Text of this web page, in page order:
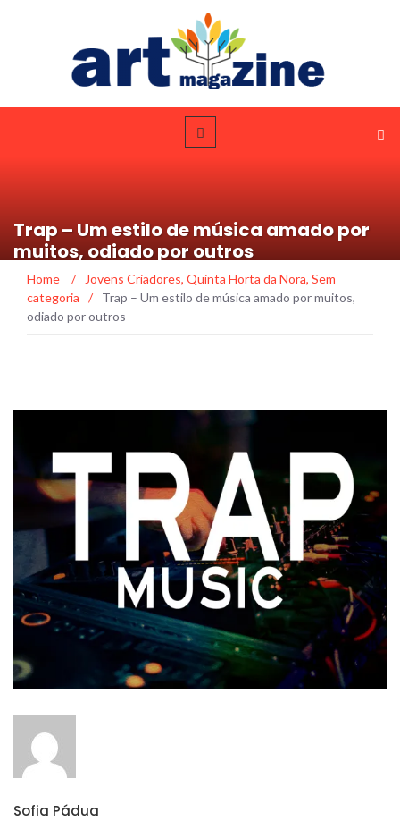
Trap – Um estilo de música amado por
muitos, odiado por outros
Home / Jovens Criadores, Quinta Horta da Nora, Sem
categoria
/
Trap – Um estilo de música amado por muitos,
odiado por outros
Sofia Pádua